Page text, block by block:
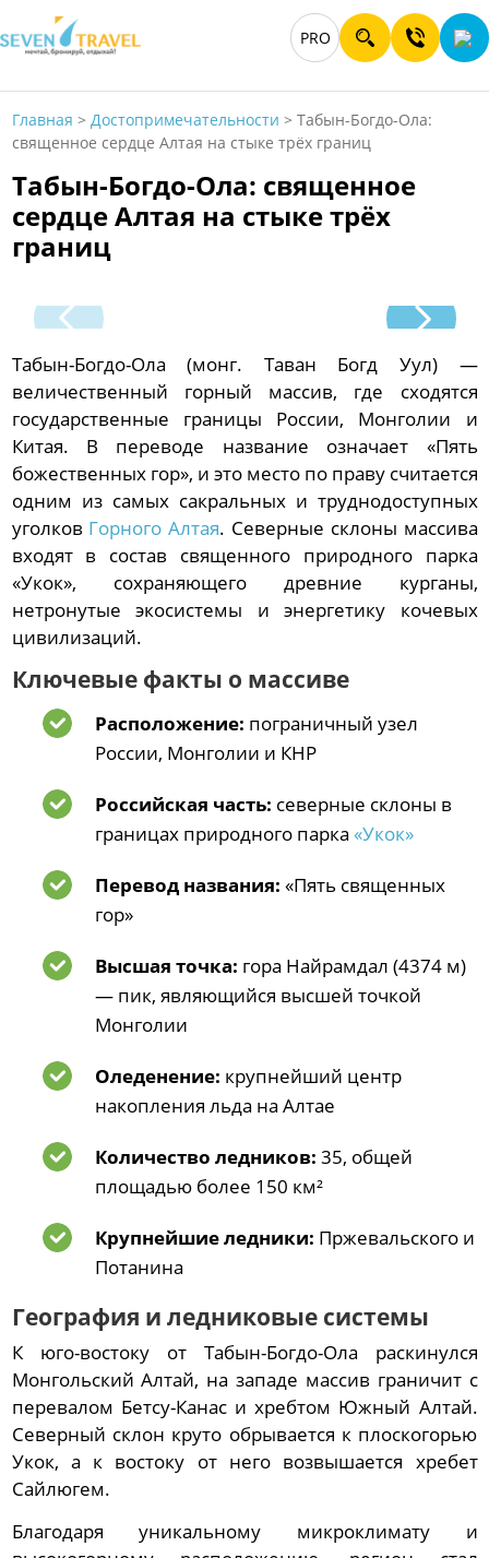
PRO
Главная > Достопримечательности > Табын-Богдо-Ола:
священное сердце Алтая на стыке трёх границ
Табын-Богдо-Ола: священное
сердце Алтая на стыке трёх
границ
Табын-Богдо-Ола (монг. Таван Богд Уул) —
величественный горный массив, где сходятся
государственные границы России, Монголии и
Китая. В переводе название означает «Пять
божественных гор», и это место по праву считается
одним из самых сакральных и труднодоступных
уголков Горного Алтая. Северные склоны массива
входят в состав священного природного парка
«Укок», сохраняющего древние курганы,
нетронутые экосистемы и энергетику кочевых
цивилизаций.
Ключевые факты о массиве
Расположение: пограничный узел
России, Монголии и КНР
Российская часть: северные склоны в
границах природного парка «Укок»
Перевод названия: «Пять священных
гор»
Высшая точка: гора Найрамдал (4374 м)
— пик, являющийся высшей точкой
Монголии
Оледенение: крупнейший центр
накопления льда на Алтае
Количество ледников: 35, общей
площадью более 150 км²
Крупнейшие ледники: Пржевальского и
Потанина
География и ледниковые системы
К юго-востоку от Табын-Богдо-Ола раскинулся
Монгольский Алтай, на западе массив граничит с
перевалом Бетсу-Канас и хребтом Южный Алтай.
Северный склон круто обрывается к плоскогорью
Укок, а к востоку от него возвышается хребет
Сайлюгем.
Благодаря уникальному микроклимату и